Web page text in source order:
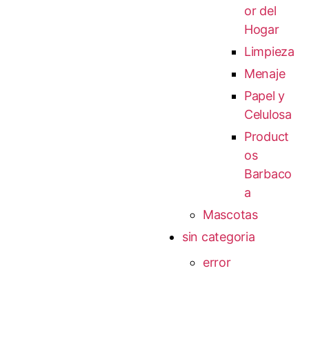
or del
Hogar
Limpieza
Menaje
Papel y
Celulosa
Product
os
Barbaco
a
Mascotas
sin categoria
error